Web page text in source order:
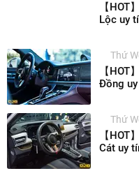
【
Lộc uy
Thứ
【
Đồng
Thứ
【
Cát uy